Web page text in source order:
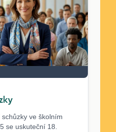
ve školním
se uskuteční 18.